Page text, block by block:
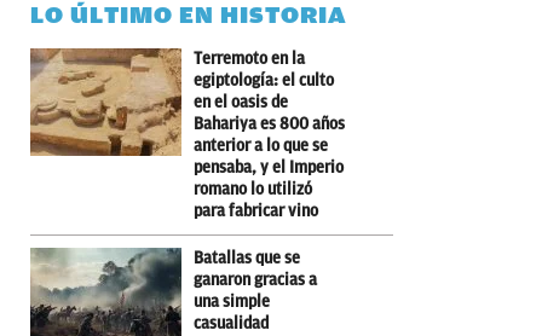
LO ÚLTIMO EN HISTORIA
Terremoto en la
egiptología: el culto
en el oasis de
Bahariya es 800 años
anterior a lo que se
pensaba, y el Imperio
romano lo utilizó
para fabricar vino
Batallas que se
ganaron gracias a
una simple
casualidad